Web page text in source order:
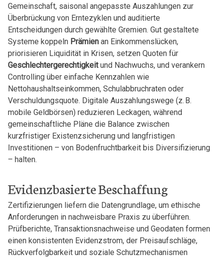
Gemeinschaft, saisonal angepasste Auszahlungen zur
Überbrückung von Erntezyklen und auditierte
Entscheidungen durch gewählte Gremien. Gut gestaltete
Systeme koppeln Prämienan Einkommenslücken,
priorisieren Liquidität in Krisen, setzen Quoten für
Geschlechtergerechtigkeitund Nachwuchs, und verankern
Controlling über einfache Kennzahlen wie
Nettohaushaltseinkommen, Schulabbruchraten oder
Verschuldungsquote. Digitale Auszahlungswege (z. B.
mobile Geldbörsen) reduzieren Leckagen, während
gemeinschaftliche Pläne die Balance zwischen
kurzfristiger Existenzsicherung und langfristigen
Investitionen – von Bodenfruchtbarkeit bis Diversifizierung
– halten.
Evidenzbasierte Beschaffung
Zertifizierungen liefern die Datengrundlage, um ethische
Anforderungen in nachweisbare Praxis zu überführen.
Prüfberichte, Transaktionsnachweise und Geodaten formen
einen konsistenten Evidenzstrom, der Preisaufschläge,
Rückverfolgbarkeit und soziale Schutzmechanismen